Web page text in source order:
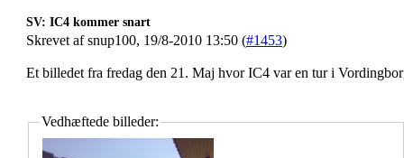
SV: IC4 kommer snart
Skrevet af snup100, 19/8-2010 13:50 (#1453)
Et billedet fra fredag den 21. Maj hvor IC4 var en tur i
Vedhæftede billeder: